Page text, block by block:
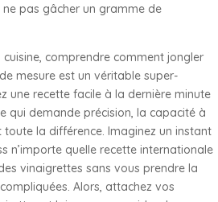
pas gâcher un gramme de
comprendre comment jongler
mesure est un véritable super-
une recette facile à la dernière minute
qui demande précision, la capacité à
la différence. Imaginez un instant
n’importe quelle recette internationale
vinaigrettes sans vous prendre la
Alors, attachez vos